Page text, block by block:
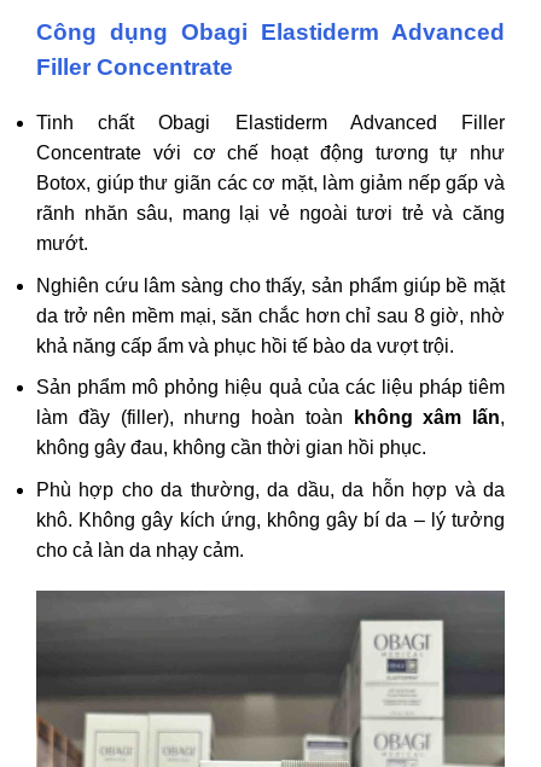
Công dụng Obagi Elastiderm Advanced
Filler Concentrate
Tinh chất Obagi Elastiderm Advanced Filler
Concentrate với cơ chế hoạt động tương tự như
Botox, giúp thư giãn các cơ mặt, làm giảm nếp gấp và
rãnh nhăn sâu, mang lại vẻ ngoài tươi trẻ và căng
mướt.
Nghiên cứu lâm sàng cho thấy, sản phẩm giúp bề mặt
da trở nên mềm mại, săn chắc hơn chỉ sau 8 giờ, nhờ
khả năng cấp ẩm và phục hồi tế bào da vượt trội.
Sản phẩm mô phỏng hiệu quả của các liệu pháp tiêm
làm đầy (filler), nhưng hoàn toàn
không xâm lấn,
không gây đau, không cần thời gian hồi phục.
Phù hợp cho da thường, da dầu, da hỗn hợp và da
khô. Không gây kích ứng, không gây bí da – lý tưởng
cho cả làn da nhạy cảm.